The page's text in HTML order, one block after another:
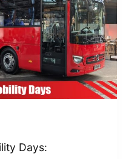
Days: